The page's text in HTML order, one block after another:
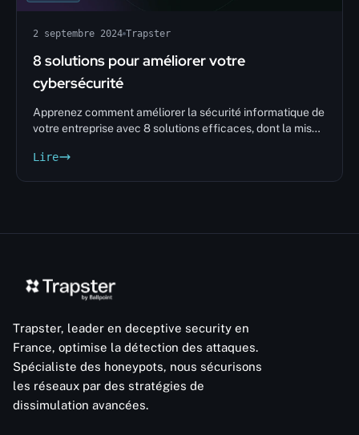
2 septembre 2024 Trapster
8 solutions pour améliorer votre
cybersécurité
Apprenez comment améliorer la sécurité informatique de
votre entreprise avec 8 solutions efficaces, dont la mise
données et prévenez les attaques.
Lire
Trapster, leader en deceptive security en
France, optimise la détection des attaques.
Spécialiste des honeypots, nous sécurisons
les réseaux par des stratégies de
dissimulation avancées.